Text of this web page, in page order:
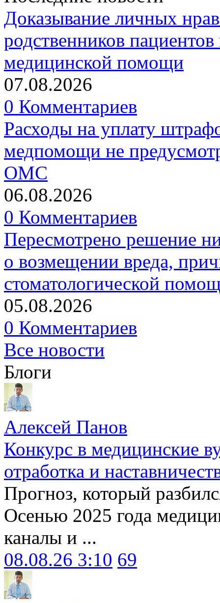
Доказывание личных
родственников
медицинской помощи
07.08.2026
0 Комментариев
Расходы на уплату
медпомощи не
ОМС
06.08.2026
0 Комментариев
Пересмотрено решение
о возмещении вреда,
стоматологической
05.08.2026
0 Комментариев
Все новости
Блоги
Алексей Панов
Конкурс в медицинские
отработка и
Прогноз, который
Осенью 2025 года
каналы и ...
08.08.26 3:10 69